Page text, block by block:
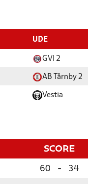
UDE
GVI 2
AB Tårnby 2
Vestia
SCORE
60 - 34